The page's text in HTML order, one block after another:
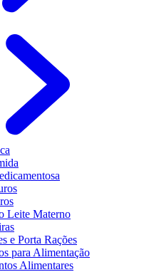
Leite Materno
e Porta Rações
para Alimentação
Alimentares